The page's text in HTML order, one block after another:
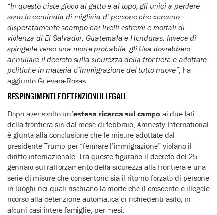
“In questo triste gioco al gatto e al topo, gli unici a perdere
sono le centinaia di migliaia di persone che cercano
disperatamente scampo dai livelli estremi e mortali di
violenza di El Salvador, Guatemala e Honduras. Invece di
spingerle verso una morte probabile, gli Usa dovrebbero
annullare il decreto sulla sicurezza della frontiera e adottare
politiche in materia d’immigrazione del tutto nuove” , ha
aggiunto Guevara-Rosas.
RESPINGIMENTI E DETENZIONI ILLEGALI
Dopo aver svolto un’estesa ricerca sul campo ai due lati
della frontiera sin dal mese di febbraio, Amnesty International
è giunta alla conclusione che le misure adottate dal
presidente Trump per “fermare l’immigrazione” violano il
diritto internazionale. Tra queste figurano il decreto del 25
gennaio sul rafforzamento della sicurezza alla frontiera e una
serie di misure che consentono sia il ritorno forzato di persone
in luoghi nei quali rischiano la morte che il crescente e illegale
ricorso alla detenzione automatica di richiedenti asilo, in
alcuni casi intere famiglie, per mesi.